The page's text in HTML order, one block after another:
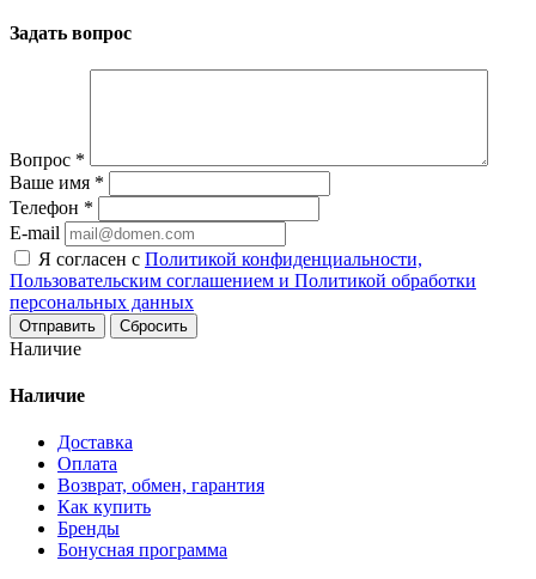
Задать вопрос
Вопрос *
Ваше имя *
Телефон *
E-mail
Я согласен с Политикой конфиденциальности,
Пользовательским соглашением и Политикой обработки
персональных данных
Сбросить
Наличие
Наличие
Доставка
Оплата
Возврат, обмен, гарантия
Как купить
Бренды
Бонусная программа